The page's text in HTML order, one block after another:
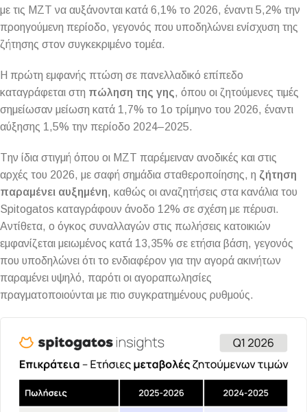
με τις ΜΖΤ να αυξάνονται κατά 6,1% το 2026, έναντι 5,2% την
προηγούμενη περίοδο, γεγονός που υποδηλώνει ενίσχυση της
ζήτησης στον συγκεκριμένο τομέα.
Η πρώτη εμφανής πτώση σε πανελλαδικό επίπεδο
καταγράφεται στη πώληση της γης, όπου οι ζητούμενες τιμές
σημείωσαν μείωση κατά 1,7% το 1ο τρίμηνο του 2026, έναντι
αύξησης 1,5% την περίοδο 2024–2025.
Tην ίδια στιγμή όπου οι ΜΖΤ παρέμειναν ανοδικές και στις
αρχές του 2026, με σαφή σημάδια σταθεροποίησης, η ζήτηση
παραμένει αυξημένη, καθώς οι αναζητήσεις στα κανάλια του
Spitogatos καταγράφουν άνοδο 12% σε σχέση με πέρυσι.
Αντίθετα, ο όγκος συναλλαγών στις πωλήσεις κατοικιών
εμφανίζεται μειωμένος κατά 13,35% σε ετήσια βάση, γεγονός
που υποδηλώνει ότι το ενδιαφέρον για την αγορά ακινήτων
παραμένει υψηλό, παρότι οι αγοραπωλησίες
πραγματοποιούνται με πιο συγκρατημένους ρυθμούς.